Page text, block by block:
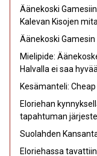
Äänekoski
Kalevan Kisojen
Äänekoski
Mielipide:
Halvalla ei saa hyvää
Kesämanteli: Cheap
Eloriehan
tapahtuman
Suolahden
Eloriehassa